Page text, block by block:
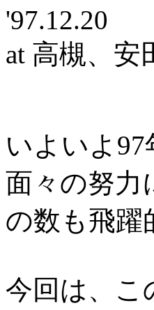
'97.12.20
at 高槻、安
いよいよ
面々の努力
の数も飛躍
今回は、こ